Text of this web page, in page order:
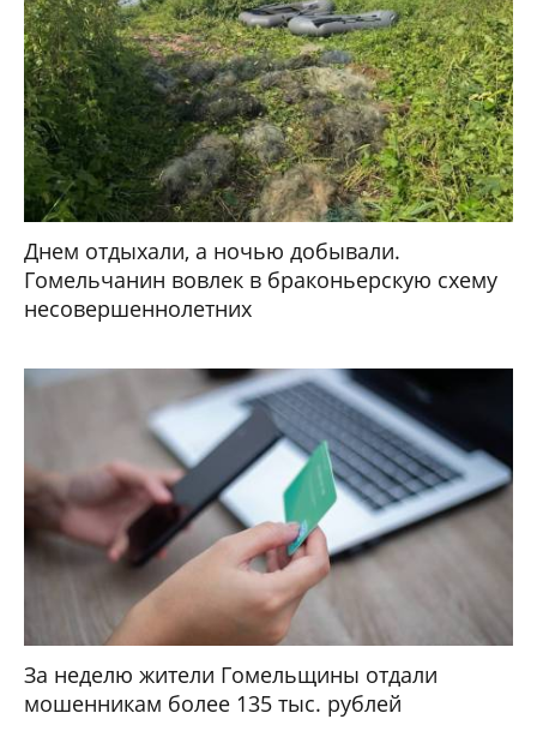
Днем отдыхали, а ночью добывали.
Гомельчанин вовлек в браконьерскую схему
несовершеннолетних
За неделю жители Гомельщины отдали
мошенникам более 135 тыс. рублей